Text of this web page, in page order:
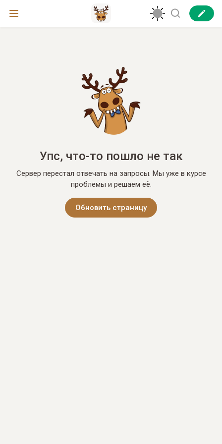
Упс, что-то пошло не так
Сервер перестал отвечать на запросы. Мы уже в курсе
проблемы и решаем её.
Обновить страницу